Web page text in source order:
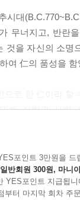
과 학생 사이에
야장(公冶長)은
만 보지 않고, 사
나 즐기는 젊은
추려본다.
시대
무너지고, 반란
것을 자신의 소명
여 仁의 품성을
로 사람과 사람
세워주고, 자
사랑이, 곧 仁
포인트 3만원을 드
일반회원 300원, 마니
YES포인트 지급됩니
부터 마지막 회차 주